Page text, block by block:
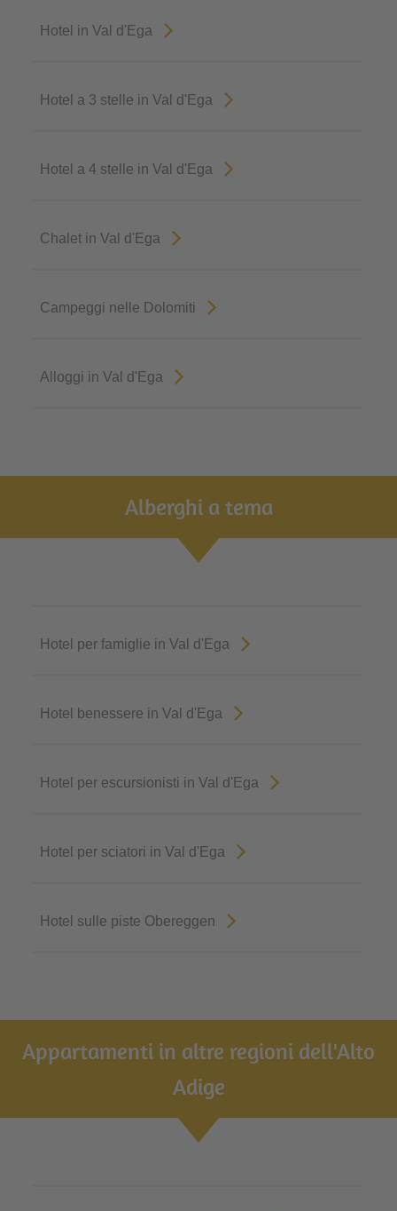
Hotel in Val d'Ega
Hotel a 3 stelle in Val d'Ega
Hotel a 4 stelle in Val d'Ega
Chalet in Val d'Ega
Campeggi nelle Dolomiti
Alloggi in Val d'Ega
Alberghi a tema
Hotel per famiglie in Val d'Ega
Hotel benessere in Val d'Ega
Hotel per escursionisti in Val d'Ega
Hotel per sciatori in Val d'Ega
Hotel sulle piste Obereggen
Appartamenti in altre regioni dell'Alto
Adige